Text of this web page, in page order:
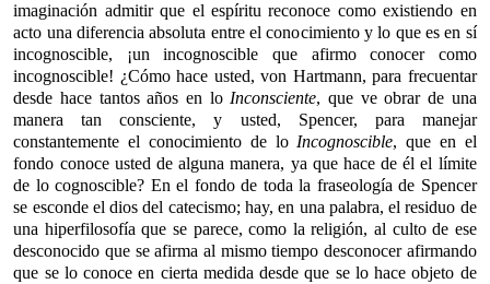
imaginación admitir que el espíritu reconoce como existiendo en
acto una diferencia absoluta entre el conocimiento y lo que es en sí
incognoscible, ¡un incognoscible que afirmo conocer como
incognoscible! ¿Cómo hace usted, von Hartmann, para frecuentar
desde hace tantos años en loInconsciente, que ve obrar de una
manera tan consciente, y usted, Spencer, para manejar
constantemente el conocimiento de loIncognoscible, que en el
fondo conoce usted de alguna manera, ya que hace de él el límite
de lo cognoscible? En el fondo de toda la fraseología de Spencer
se esconde el dios del catecismo; hay, en una palabra, el residuo de
una hiperfilosofía que se parece, como la religión, al culto de ese
desconocido que se afirma al mismo tiempo desconocer afirmando
que se lo conoce en cierta medida desde que se lo hace objeto de